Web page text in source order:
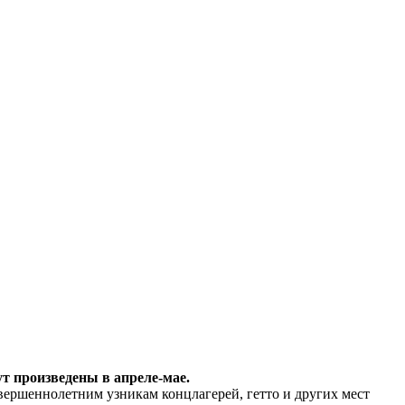
произведены в апреле-мае.
узникам концлагерей, гетто и других мест